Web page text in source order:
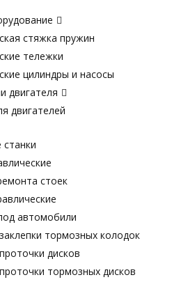
стяжка пружин
тележки
цилиндры и насосы
двигателя
двигателей
стоек
автомобили
тормозных колодок
дисков
тормозных дисков